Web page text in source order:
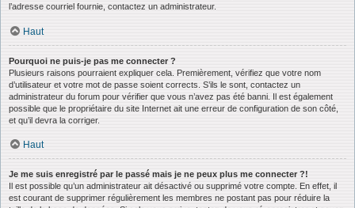
l’adresse courriel fournie, contactez un administrateur.
Haut
Pourquoi ne puis-je pas me connecter ?
Plusieurs raisons pourraient expliquer cela. Premièrement, vérifiez que votre nom
d’utilisateur et votre mot de passe soient corrects. S’ils le sont, contactez un
administrateur du forum pour vérifier que vous n’avez pas été banni. Il est également
possible que le propriétaire du site Internet ait une erreur de configuration de son côté,
et qu’il devra la corriger.
Haut
Je me suis enregistré par le passé mais je ne peux plus me connecter ?!
Il est possible qu’un administrateur ait désactivé ou supprimé votre compte. En effet, il
est courant de supprimer régulièrement les membres ne postant pas pour réduire la